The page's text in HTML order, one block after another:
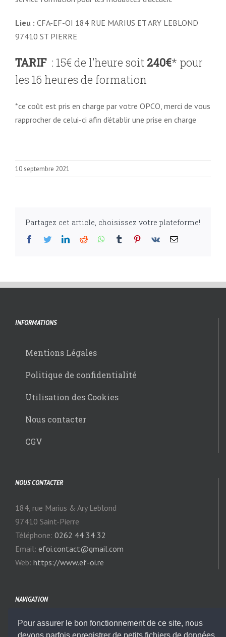
Pour assurer le bon fonctionnement de ce site, nous
Lieu : CFA-EF-OI 184 RUE MARIUS ET ARY LEBLOND
97410 ST PIERRE
TARIF : 15€ de l’heure soit 240€* pour
les 16 heures de formation
*ce coût est pris en charge par votre OPCO, merci de vous
rapprocher de celui-ci afin d’établir une prise en charge
10 septembre 2021
Partagez cet article, choisissez votre plateforme!
Facebook
TwitterLinkedIn
Reddit WhatsApp
Tumblr Pinterest
Vk Email
INFORMATIONS
Mentions Légales
Politique de confidentialité
Utilisation des Cookies
Nous contacter
CGV
NOUS CONTACTER
184, rue Marius & Ary Leblond
97410 Saint-Pierre
Téléphone: 0262 44 34 32
Email: efoi.contact@gmail.com
Web: https://www.ef-oi.re
NAVIGATION
Notre Actualité